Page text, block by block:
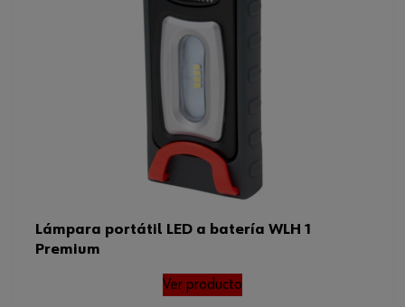
Lámpara portátil LED a batería WLH 1
Premium
Ver producto